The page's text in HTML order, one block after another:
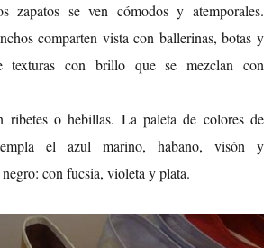
zapatos se ven cómodos y atemporales.
comparten vista con ballerinas, botas y
texturas con brillo que se mezclan con
ribetes o hebillas. La paleta de colores de
el azul marino, habano, visón y
con fucsia, violeta y plata.